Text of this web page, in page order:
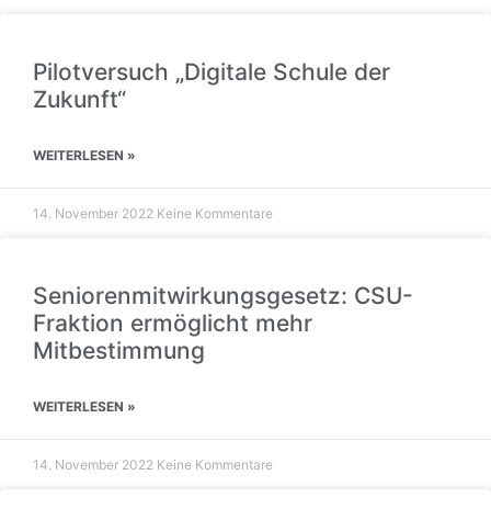
Pilotversuch „Digitale Schule der
Zukunft“
WEITERLESEN »
14. November 2022 Keine Kommentare
Seniorenmitwirkungsgesetz: CSU-
Fraktion ermöglicht mehr
Mitbestimmung
WEITERLESEN »
14. November 2022 Keine Kommentare